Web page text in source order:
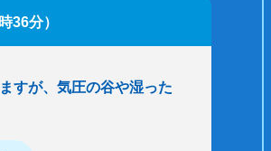
36分）
すが、気圧の谷や湿った